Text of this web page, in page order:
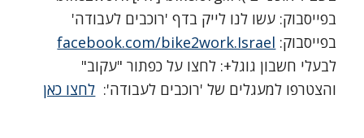
בפייסבוק: עשו לנו לייק בדף 'רוכבים לעבודה'
בפייסבוק: facebook.com/bike2work.Israel
לבעלי חשבון גוגל+: לחצו על כפתור "עקוב"
והצטרפו למעגלים של 'רוכבים לעבודה': לחצו כאן